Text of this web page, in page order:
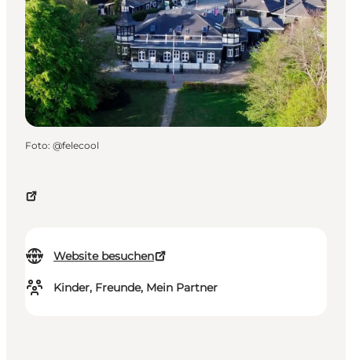
Website besuchen
Kinder, Freunde, Mein Partner
Foto: @felecool